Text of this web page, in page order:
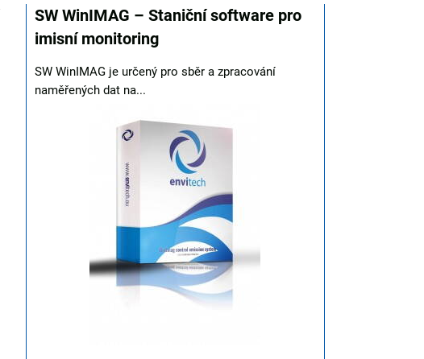
SW WinIMAG – Staniční software pro
imisní monitoring
SW WinIMAG je určený pro sběr a zpracování
naměřených dat na...